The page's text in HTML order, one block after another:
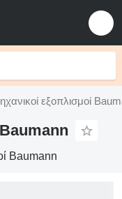
εξοπλισμοί
Baumann
Baumann